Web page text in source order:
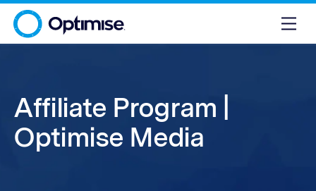
Affiliate Program |
Optimise Media